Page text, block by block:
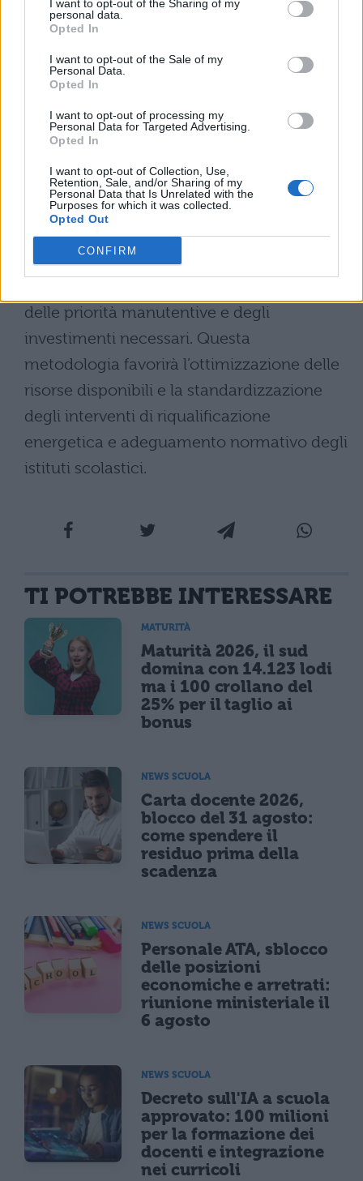
I want to opt-out of the Sharing of my
personal data.
Opted In
I want to opt-out of the Sale of my
Personal Data.
Opted In
I want to opt-out of processing my
Personal Data for Targeted Advertising.
Opted In
I want to opt-out of Collection, Use,
Retention, Sale, and/or Sharing of my
Personal Data that Is Unrelated with the
Purposes for which it was collected.
Opted Out
CONFIRM
scolastico nazionale si orienta verso un
monitoraggio . L’analisi complessiva
sull’Anagrafe dell’edilizia scolastica,
sviluppata attraverso la collaborazione tra
Regioni, Province e Comuni, permetterà di
implementare strategie di intervento più
mirate e tempestive.
Ilsistema ANISTrappresenta il fulcro
tecnologico per la raccolta e l’elaborazione
delle priorità manutentive e degli
investimenti necessari. Questa
metodologia favorirà l’ottimizzazione delle
risorse disponibili e la standardizzazione
degli interventi di riqualificazione
energetica e adeguamento normativo degli
istituti scolastici.
TI POTREBBE INTERESSARE
MATURITÀ
Maturità 2026, il sud
domina con 14.123 lodi
ma i 100 crollano del
25% per il taglio ai
bonus
NEWS SCUOLA
Carta docente 2026,
blocco del 31 agosto:
come spendere il
residuo prima della
scadenza
NEWS SCUOLA
Personale ATA, sblocco
delle posizioni
economiche e arretrati:
riunione ministeriale il
6 agosto
NEWS SCUOLA
Decreto sull'IA a scuola
approvato: 100 milioni
per la formazione dei
docenti e integrazione
nei curricoli